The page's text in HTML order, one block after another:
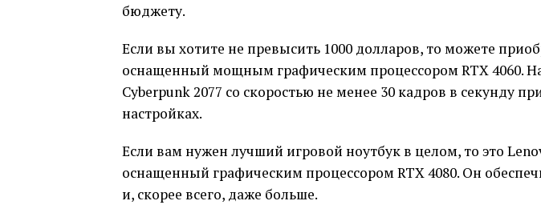
бюджету.
Если вы хотите не превысить 1000 долларов, то можете
оснащенный мощным графическим процессором RTX 4060.
Cyberpunk 2077 со скоростью не менее 30 кадров в секунду
настройках.
Если вам нужен лучший игровой ноутбук в целом, то это
оснащенный графическим процессором RTX 4080. Он
и, скорее всего, даже больше.